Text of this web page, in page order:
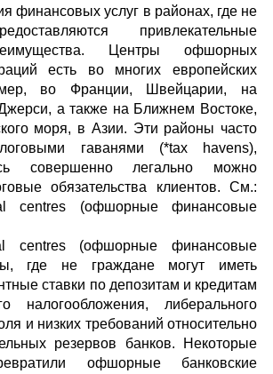
финансовых услуг в районах, где не
привлекательные
Центры офшорных
есть во многих европейских
во Франции, Швейцарии, на
а также на Ближнем Востоке,
моря, в Азии. Эти районы часто
гаванями (*tax havens),
совершенно легально можно
обязательства клиентов. См.:
centres (офшорные финансовые
centres (офшорные финансовые
где не граждане могут иметь
ставки по депозитам и кредитам
налогообложения, либерального
и низких требований относительно
резервов банков. Некоторые
офшорные банковские